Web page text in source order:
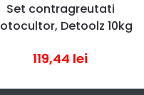
Set contragreutati
Detoolz 10kg
119,44 lei